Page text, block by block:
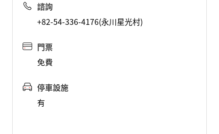
諮詢
+82-54-336-4176(永川星光村)
門票
免費
停車設施
有